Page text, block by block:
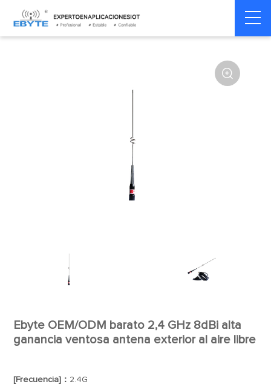
Home > Accesorios > Antena

Ebyte OEM/ODM barato 2,4 GHz 8dBi alta
ganancia ventosa antena exterior al aire libre
[Frecuencia]： 2.4G